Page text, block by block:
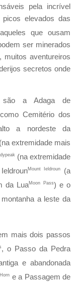
pela incrível
elevados das
que ousam
ser minerados
muitos aventureiros
secretos onde
são a Adaga de
Cemitério dos
a nordeste da
(na extremidade mais
(na extremidade
Mount Ieldroun(a
da LuaMoon Pass) e o
a leste da
mais dois passos
, o Passo da Pedra
e abandonada
e a Passagem de